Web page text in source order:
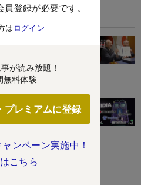
登録が必要です。
は ログイン
が読み放題！
無料体験
プレミアムに登録
ンペーン実施中！
こちら
記事
AI覇権に「全賭
資”の調整役も果
格始動へ
巨大半導体企業」
トバンク、新興企
体AI・最新業界地